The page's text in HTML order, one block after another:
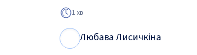
1 хв
Любава Лисичкіна